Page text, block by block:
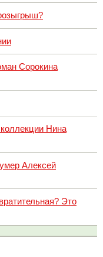
Сорокина
Нина
Алексей
Это